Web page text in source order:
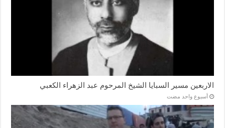
الاربعين مسير السبايا الشيخ المرحوم عبد الزهراء الكعبي
‏أسبوع واحد مضت